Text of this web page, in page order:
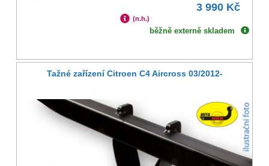
3 990 Kč
(n.h.)
běžně externě skladem
Tažné zařízení Citroen C4 Aircross 03/2012-